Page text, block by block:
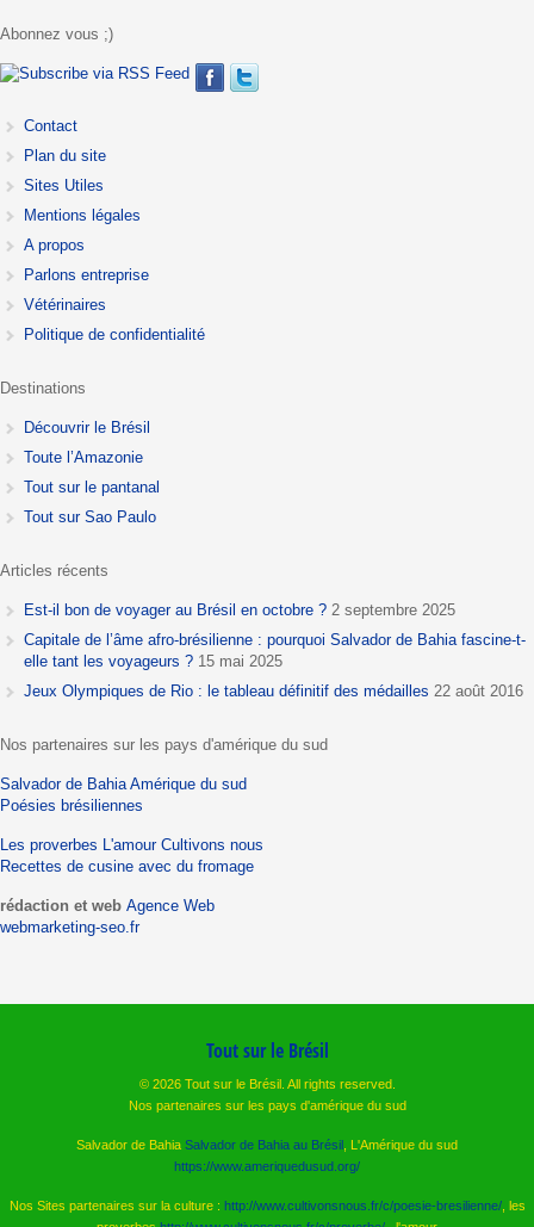
Abonnez vous ;)
Contact
Plan du site
Sites Utiles
Mentions légales
A propos
Parlons entreprise
Vétérinaires
Politique de confidentialité
Destinations
Découvrir le Brésil
Toute l’Amazonie
Tout sur le pantanal
Tout sur Sao Paulo
Articles récents
Est-il bon de voyager au Brésil en octobre ? 2 septembre 2025
Capitale de l’âme afro-brésilienne : pourquoi Salvador de Bahia fascine-t-
elle tant les voyageurs ? 15 mai 2025
Jeux Olympiques de Rio : le tableau définitif des médailles 22 août 2016
Nos partenaires sur les pays d'amérique du sud
Salvador de Bahia Amérique du sud
Poésies brésiliennes
Les proverbes L'amour Cultivons nous
Recettes de cusine avec du fromage
rédaction et web Agence Web
webmarketing-seo.fr
Tout sur le Brésil
© 2026 Tout sur le Brésil. All rights reserved.
Nos partenaires sur les pays d'amérique du sud
Salvador de Bahia Salvador de Bahia au Brésil , L'Amérique du sud
https://www.ameriquedusud.org/
Nos Sites partenaires sur la culture : http://www.cultivonsnous.fr/c/poesie-bresilienne/, les